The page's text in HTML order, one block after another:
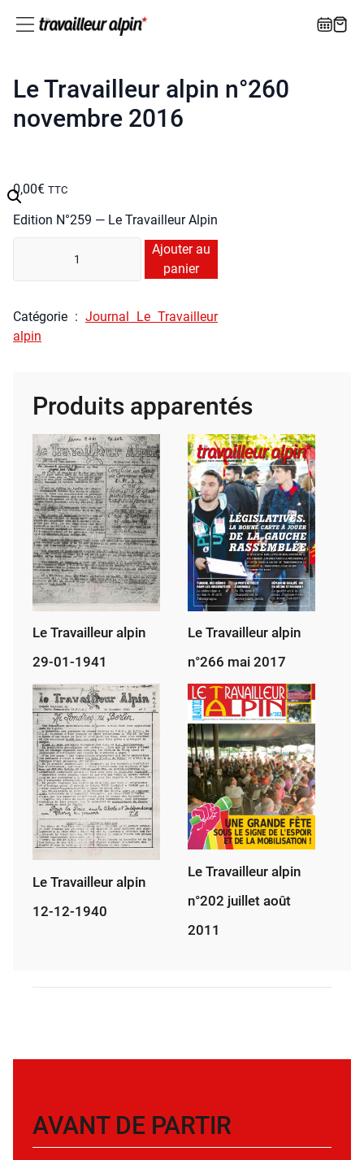
Le Travailleur alpin n°260
novembre 2016
0,00€ TTC
Edi­tion N°259 — Le Tra­vailleur Alpin
té
Le
Tra­
n°260
Ajouter au
panier
Caté­go­rie : Jour­nal Le Tra­vailleur
alpin
Produits apparentés
Le Travailleur alpin
29-01-1941
Le Travailleur alpin
n°266 mai 2017
Le Travailleur alpin
12-12-1940
Le Travailleur alpin
n°202 juillet août
2011
AVANT DE PARTIR